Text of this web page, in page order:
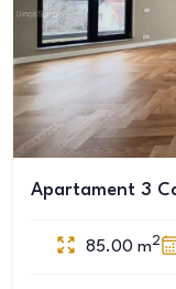
Apartament 3
85.00 m2